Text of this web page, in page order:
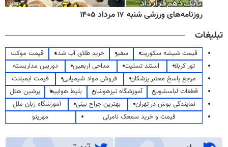
روزنامه‌های ورزشی شنبه ۱۷ مرداد ۱۴۰۵
تبلیغات
قیمت شیشه سکوریت سفیر خرید طلای آب شده
قیمت موکت
تور کربلا
استند تسلیت مداحی اربعین
دوربین مداربسته
مرجع پاسخ معتبر پزشکان
فروش مواد شیمیایی
قیمت ایمپلنت
قطعات لباسشویی
آموزشگاه تیزهوشان بلیط هواپیما
پرشین هتل
نمایندگی بوش در تهران
بهترین جراح بینی
آموزشگاه زبان ملل
قیمت و خرید سمعک نامرئی
مهرینو